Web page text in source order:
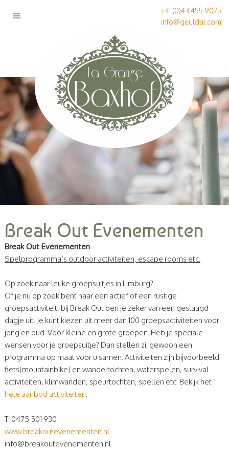
+31 (0)43 455 9075
info@geuldal.com
Break Out Evenementen
Break Out Evenementen
Spelprogramma’s outdoor activiteiten, escape rooms etc.
Op zoek naar leuke groepsuitjes in Limburg?
Of je nu op zoek bent naar een actief of een rustige
groepsactiviteit, bij Break Out ben je zeker van een geslaagd
dagje uit. Je kunt kiezen uit meer dan 100 groepsactiviteiten voor
jong en oud. Voor kleine en grote groepen. Heb je speciale
wensen voor je groepsuitje? Dan stellen zij gewoon een
programma op maat voor u samen. Activiteiten zijn bijvoorbeeld:
fiets(mountainbike) en wandeltochten, waterspelen, survival
activiteiten, klimwanden, speurtochten, spellen etc. Bekijk het
hele aanbod activiteiten.
T: 0475 501 930
www.breakoutevenementen.nl
info@breakoutevenementen.nl